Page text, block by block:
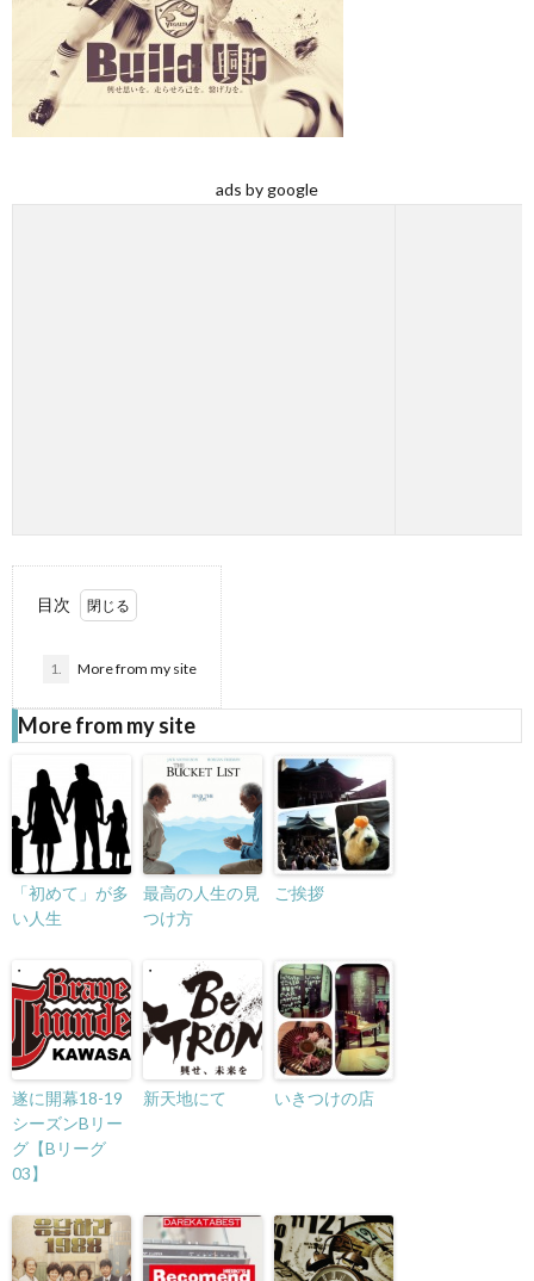
ads by google
目次
1. More from my site
More from my site
「初めて」が多
い人生
最高の人生の見
つけ方
ご挨拶
遂に開幕18-19
シーズンBリー
グ【Bリーグ
03】
新天地にて いきつけの店